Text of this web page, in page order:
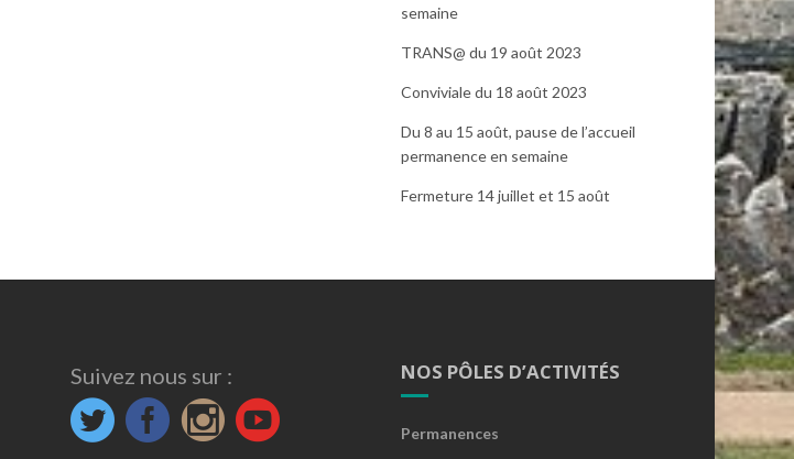
semaine
TRANS@ du 19 août 2023
Conviviale du 18 août 2023
Du 8 au 15 août, pause de l’accueil
permanence en semaine
Fermeture 14 juillet et 15 août
Suivez nous sur : NOS PÔLES D’ACTIVITÉS
Permanences